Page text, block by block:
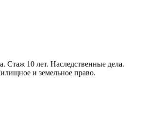
Стаж 10 лет. Наследственные дела.
и земельное право.